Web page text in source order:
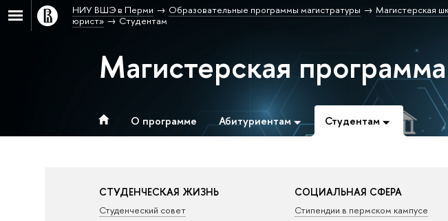
НИУ ВШЭ в Перми Образовательные программы магистратуры Магистерская
юрист»
Студентам
Магистерская
О программе Абитуриентам Студентам
СТУДЕНЧЕСКАЯ ЖИЗНЬ
Студенческий совет
СОЦИАЛЬНАЯ СФЕРА
Стипендии в пермском кампусе